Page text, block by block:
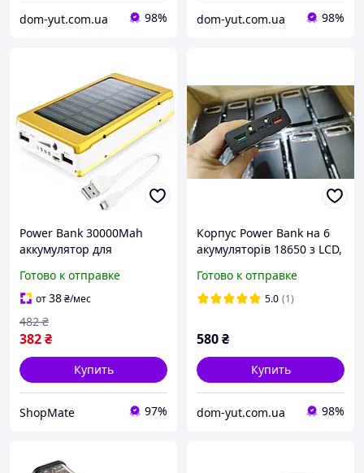
dom-yut.com.ua 98% dom-yut.com.ua 98%
Power Bank 30000Mah
аккумулятор для
солнца с солнечной
батареей
Готово к отправке
от38₴/мес
382₴
482 ₴
Купить
ShopMate 97%
Корпус Power Bank на 6
акумуляторів 18650 з LCD,
(без АКБ)
Готово к отправке
5.0 (1)
580₴
Купить
dom-yut.com.ua 98%